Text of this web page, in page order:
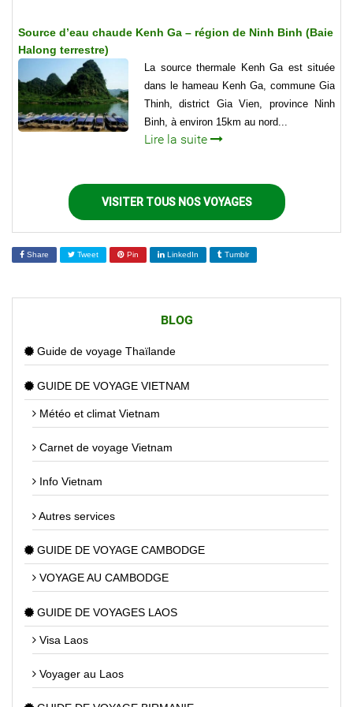
Source d’eau chaude Kenh Ga – région de Ninh Binh (Baie
Halong terrestre)
La source thermale Kenh Ga est située
dans le hameau Kenh Ga, commune Gia
Thinh, district Gia Vien, province Ninh
Binh, à environ 15km au nord...
Lire la suite
VISITER TOUS NOS VOYAGES
Share Tweet Pin LinkedIn Tumblr
BLOG
Guide de voyage Thaïlande
GUIDE DE VOYAGE VIETNAM
Météo et climat Vietnam
Carnet de voyage Vietnam
Info Vietnam
Autres services
GUIDE DE VOYAGE CAMBODGE
VOYAGE AU CAMBODGE
GUIDE DE VOYAGES LAOS
Visa Laos
Voyager au Laos